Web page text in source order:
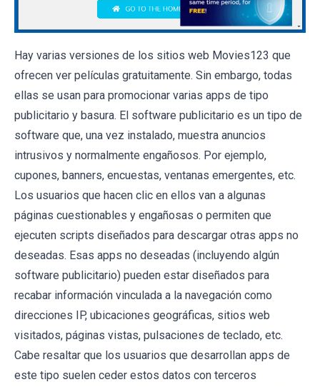
Hay varias versiones de los sitios web Movies123 que
ofrecen ver películas gratuitamente. Sin embargo, todas
ellas se usan para promocionar varias apps de tipo
publicitario y basura. El software publicitario es un tipo de
software que, una vez instalado, muestra anuncios
intrusivos y normalmente engañosos. Por ejemplo,
cupones, banners, encuestas, ventanas emergentes, etc.
Los usuarios que hacen clic en ellos van a algunas
páginas cuestionables y engañosas o permiten que
ejecuten scripts diseñados para descargar otras apps no
deseadas. Esas apps no deseadas (incluyendo algún
software publicitario) pueden estar diseñados para
recabar información vinculada a la navegación como
direcciones IP, ubicaciones geográficas, sitios web
visitados, páginas vistas, pulsaciones de teclado, etc.
Cabe resaltar que los usuarios que desarrollan apps de
este tipo suelen ceder estos datos con terceros